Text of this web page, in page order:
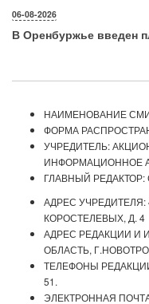
06-08-2026
В Оренбуржье введен
НАИМЕНОВАНИЕ
ФОРМА
УЧРЕДИТЕЛЬ:
ИНФОРМАЦИОННОЕ
ГЛАВНЫЙ РЕДАКТОР:
АДРЕС УЧРЕДИТЕЛЯ:
КОРОСТЕЛЕВЫХ, Д. 4
АДРЕС РЕДАКЦИИ И
ОБЛАСТЬ,
ТЕЛЕФОНЫ РЕДАКЦИИ:
51.
ЭЛЕКТРОННАЯ ПОЧТА